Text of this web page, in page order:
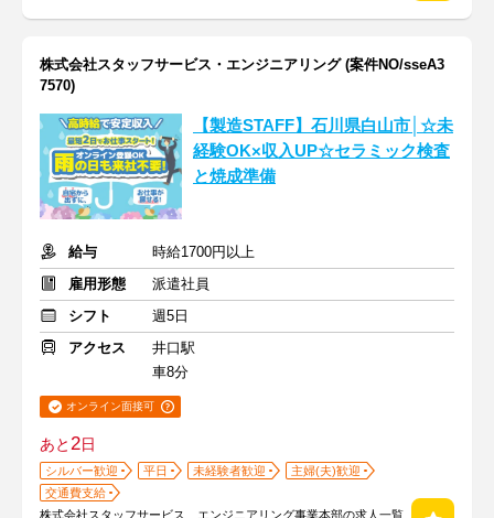
株式会社スタッフサービス・エンジニアリング (案件NO/sseA3
7570)
【製造STAFF】石川県白山市│☆未
経験OK×収入UP☆セラミック検査
と焼成準備
給与
時給1700円以上
雇用形態
派遣社員
シフト
週5日
アクセス
井口駅
車8分
オンライン面接可
あと2日
シルバー歓迎 平日 未経験者歓迎
主婦(夫)歓迎
交通費支給
株式会社スタッフサービス エンジニアリング事業本部の求人一覧